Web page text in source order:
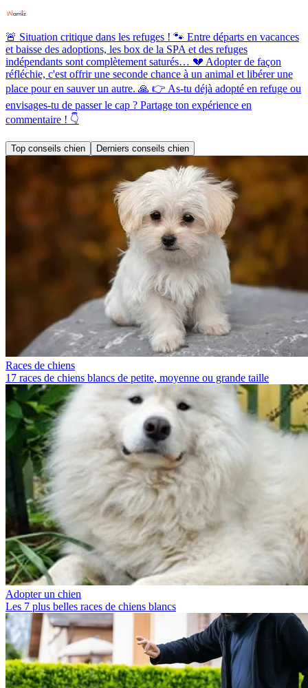
🚨 Situation critique dans les refuges ! 🐾 Entre départs en vacances
et baisse des adoptions, les box de la SPA et des refuges
indépendants sont complètement saturés… 💔 Adopter de façon
réfléchie, c'est offrir une seconde chance à un animal et libérer une
place pour en sauver un autre. 🙏 👉 As-tu déjà adopté en refuge ou
envisages-tu de passer le cap ? Partage ton expérience en
commentaire ! 👇
Top conseils chien Derniers conseils chien
Races de chiens
17 races de chiens blancs de petite, moyenne ou grande taille
Adopter un chien
Les 7 plus belles races de chiens blancs